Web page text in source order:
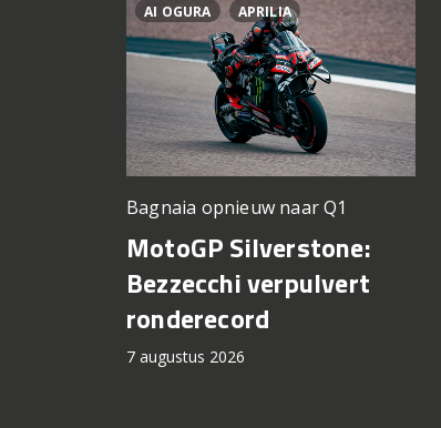
AI OGURA APRILIA
Bagnaia opnieuw naar Q1
MotoGP Silverstone:
Bezzecchi verpulvert
ronderecord
7 augustus 2026